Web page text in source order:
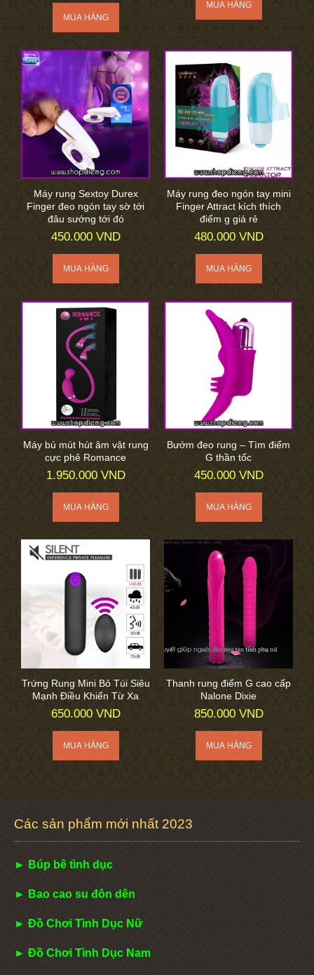
Máy rung Sextoy Durex
Finger đeo ngón tay sờ tới
đâu sướng tới đó
450.000 VND
Máy rung đeo ngón tay mini
Finger Attract kích thích
điểm g giá rẻ
480.000 VND
Máy bú mút hút âm vật rung
cực phê Romance
1.950.000 VND
Bướm đeo rung – Tìm điểm
G thần tốc
450.000 VND
Trứng Rung Mini Bỏ Túi Siêu
Mạnh Điều Khiển Từ Xa
650.000 VND
Thanh rung điểm G cao cấp
Nalone Dixie
850.000 VND
Các sản phẩm mới nhất 2023
► Búp bê tình dục
► Bao cao su đôn dên
► Đồ Chơi Tình Dục Nữ
► Đồ Chơi Tình Dục Nam